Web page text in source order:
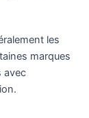
les
marques
avec